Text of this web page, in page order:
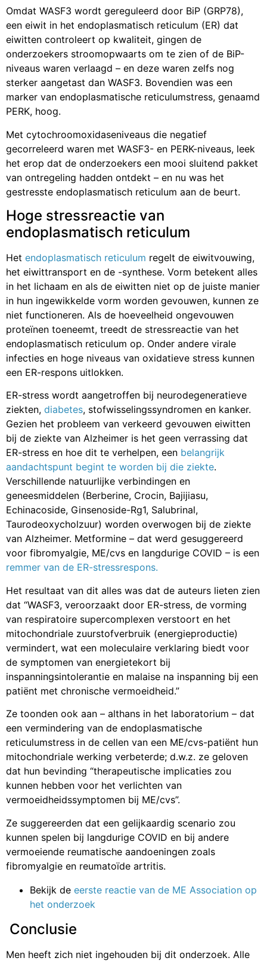
Omdat WASF3 wordt gereguleerd door BiP (GRP78),
een eiwit in het endoplasmatisch reticulum (ER) dat
eiwitten controleert op kwaliteit, gingen de
onderzoekers stroomopwaarts om te zien of de BiP-
niveaus waren verlaagd – en deze waren zelfs nog
sterker aangetast dan WASF3. Bovendien was een
marker van endoplasmatische reticulumstress, genaamd
PERK, hoog.
Met cytochroomoxidaseniveaus die negatief
gecorreleerd waren met WASF3- en PERK-niveaus, leek
het erop dat de onderzoekers een mooi sluitend pakket
van ontregeling hadden ontdekt – en nu was het
gestresste endoplasmatisch reticulum aan de beurt.
Hoge stressreactie van
endoplasmatisch reticulum
Het endoplasmatisch reticulum regelt de eiwitvouwing,
het eiwittransport en de -synthese. Vorm betekent alles
in het lichaam en als de eiwitten niet op de juiste manier
in hun ingewikkelde vorm worden gevouwen, kunnen ze
niet functioneren. Als de hoeveelheid ongevouwen
proteïnen toeneemt, treedt de stressreactie van het
endoplasmatisch reticulum op. Onder andere virale
infecties en hoge niveaus van oxidatieve stress kunnen
een ER-respons uitlokken.
ER-stress wordt aangetroffen bij neurodegeneratieve
ziekten, diabetes, stofwisselingssyndromen en kanker.
Gezien het probleem van verkeerd gevouwen eiwitten
bij de ziekte van Alzheimer is het geen verrassing dat
ER-stress en hoe dit te verhelpen, een belangrijk
aandachtspunt begint te worden bij die ziekte.
Verschillende natuurlijke verbindingen en
geneesmiddelen (Berberine, Crocin, Bajijiasu,
Echinacoside, Ginsenoside-Rg1, Salubrinal,
Taurodeoxycholzuur) worden overwogen bij de ziekte
van Alzheimer. Metformine – dat werd gesuggereerd
voor fibromyalgie, ME/cvs en langdurige COVID – is een
remmer van de ER-stressrespons.
Het resultaat van dit alles was dat de auteurs lieten zien
dat “WASF3, veroorzaakt door ER-stress, de vorming
van respiratoire supercomplexen verstoort en het
mitochondriale zuurstofverbruik (energieproductie)
vermindert, wat een moleculaire verklaring biedt voor
de symptomen van energietekort bij
inspanningsintolerantie en malaise na inspanning bij een
patiënt met chronische vermoeidheid.”
Ze toonden ook aan – althans in het laboratorium – dat
een vermindering van de endoplasmatische
reticulumstress in de cellen van een ME/cvs-patiënt hun
mitochondriale werking verbeterde; d.w.z. ze geloven
dat hun bevinding “therapeutische implicaties zou
kunnen hebben voor het verlichten van
vermoeidheidssymptomen bij ME/cvs”.
Ze suggereerden dat een gelijkaardig scenario zou
kunnen spelen bij langdurige COVID en bij andere
vermoeiende reumatische aandoeningen zoals
fibromyalgie en reumatoïde artritis.
Bekijk de eerste reactie van de ME Association op
het onderzoek
Conclusie
Men heeft zich niet ingehouden bij dit onderzoek. Alle